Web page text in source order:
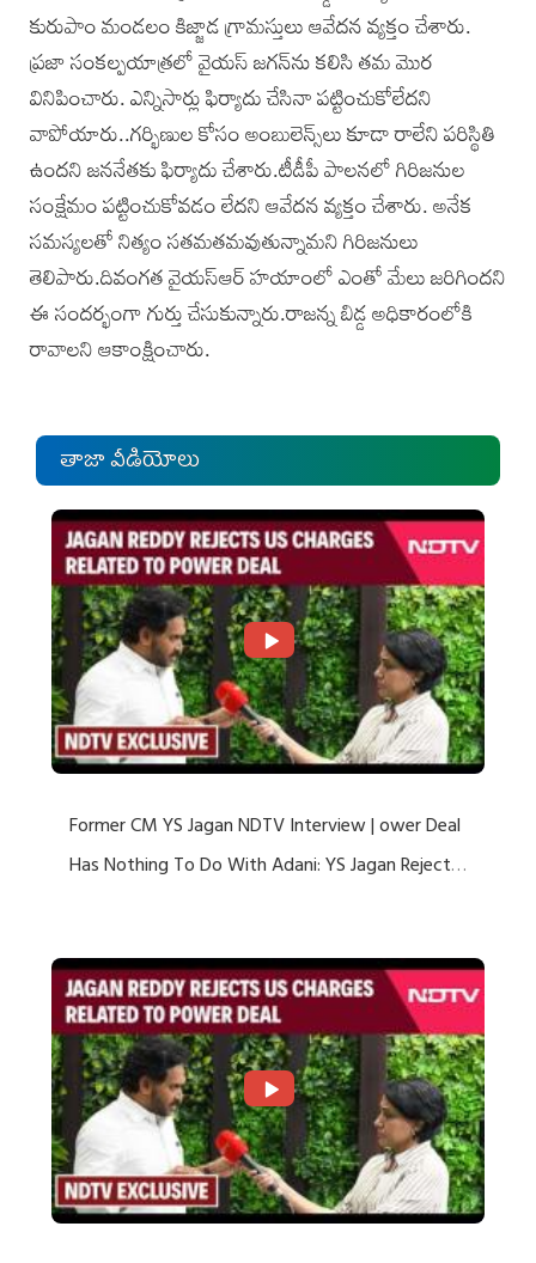
కురుపాం మండలం కిజ్జాడ గ్రామస్తులు ఆవేదన వ్యక్తం చేశారు.
ప్రజా సంకల్పయాత్రలో వైయస్‌ జగన్‌ను కలిసి తమ మొర
వినిపించారు. ఎన్నిసార్లు ఫిర్యాదు చేసినా పట్టించుకోలేదని
వాపోయారు..గర్భిణుల కోసం అంబులెన్స్‌లు కూడా రాలేని పరిస్థితి
ఉందని జననేతకు ఫిర్యాదు చేశారు.టీడీపీ పాలనలో గిరిజనుల
సంక్షేమం పట్టించుకోవడం లేదని ఆవేదన వ్యక్తం చేశారు. అనేక
సమస్యలతో నిత్యం సతమతమవుతున్నామని గిరిజనులు
తెలిపారు.దివంగత వైయస్‌ఆర్‌ హయాంలో ఎంతో మేలు జరిగిందని
ఈ సందర్భంగా గుర్తు చేసుకున్నారు.రాజన్న బిడ్డ అధికారంలోకి
రావాలని ఆకాంక్షించారు.
తాజా వీడియోలు
Former CM YS Jagan NDTV Interview | ower Deal
Has Nothing To Do With Adani: YS Jagan Rejects